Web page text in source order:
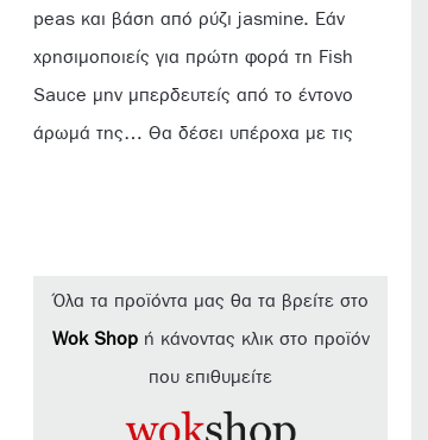
peas και βάση από ρύζι jasmine. Εάν
χρησιμοποιείς για πρώτη φορά τη Fish
Sauce μην μπερδευτείς από το έντονο
άρωμά της… Θα δέσει υπέροχα με τις
Όλα τα προϊόντα μας θα τα βρείτε στο
Wok Shopή κάνοντας κλικ στο προϊόν
που επιθυμείτε